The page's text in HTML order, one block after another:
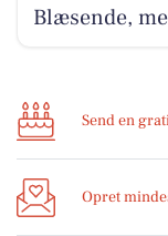
Blæsende,
Send en
Opret